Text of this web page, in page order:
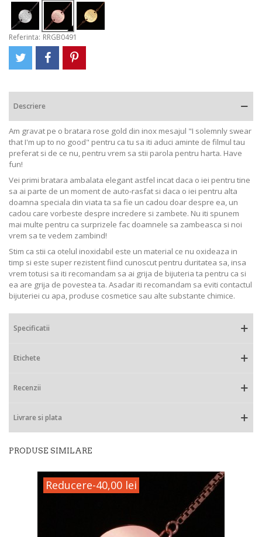
Referinta: RRGB0491
Descriere
Am gravat pe o bratara rose gold din inox mesajul "I solemnly swear
that I'm up to no good" pentru ca tu sa iti aduci aminte de filmul tau
preferat si de ce nu, pentru vrem sa stii parola pentru harta. Have
fun!
Vei primi bratara ambalata elegant astfel incat daca o iei pentru tine
sa ai parte de un moment de auto-rasfat si daca o iei pentru alta
doamna speciala din viata ta sa fie un cadou doar despre ea, un
cadou care vorbeste despre incredere si zambete. Nu iti spunem
mai multe pentru ca surprizele fac doamnele sa zambeasca si noi
vrem sa te vedem zambind!
Stim ca stii ca otelul inoxidabil este un material ce nu oxideaza in
timp si este super rezistent fiind cunoscut pentru duritatea sa, insa
vrem totusi sa iti recomandam sa ai grija de bijuteria ta pentru ca si
ea are grija de povestea ta. Asadar iti recomandam sa eviti contactul
bijuteriei cu apa, produse cosmetice sau alte substante chimice.
Specificatii
Etichete
Recenzii
Livrare si plata
PRODUSE SIMILARE
Reducere-40,00 lei